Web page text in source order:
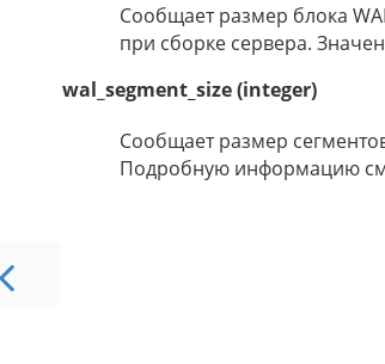
Сообщает размер блока
при сборке сервера.
wal_segment_size (integer)
Сообщает размер
Подробную информацию